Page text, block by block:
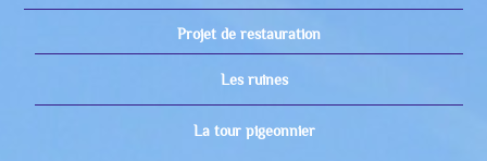
Projet de restauration
Les ruines
La tour pigeonnier